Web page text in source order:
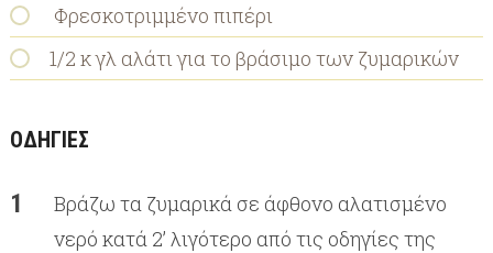
Φρεσκοτριμμένο πιπέρι
1/2 κ γλ αλάτι για το βράσιμο των ζυμαρικών
ΟΔΗΓΙΕΣ
Βράζω τα ζυμαρικά σε άφθονο αλατισμένο
νερό κατά 2’ λιγότερο από τις οδηγίες της